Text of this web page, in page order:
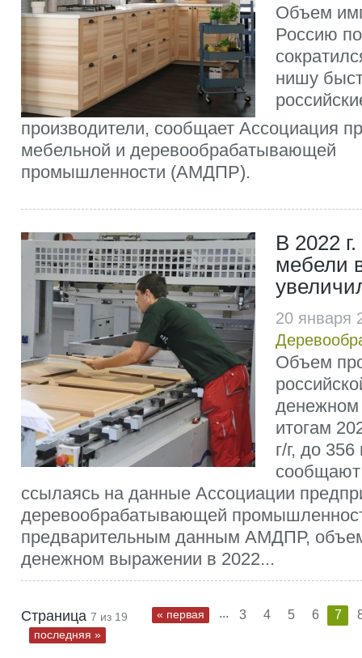
Объем
Россию
нишу
производители, сообщает Ассоциация
мебельной и деревообрабатывающей
промышленности (АМДПР).
В 2022
мебели
20 января
Объем
итогам
г/г, до
сообщают
ссылаясь на данные Ассоциации
деревообрабатывающей
предварительным данным АМДПР,
денежном выражении в 2022...
Страница 7 из 19 « первая ... 3 4 5 6 7
последняя »